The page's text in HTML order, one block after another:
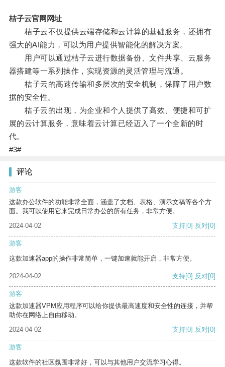
桔子云官网网址
桔子云不仅提供云端存储和云计算的基础服务，还拥有
强大的AI能力，可以为用户提供智能化的解决方案。
用户可以通过桔子云进行数据备份、文件共享、云服务
器搭建等一系列操作，实现资源的灵活管理与流通。
桔子云的高速传输和多层次的安全机制，保障了用户数
据的安全性。
桔子云的出现，为企业和个人提供了高效、便捷和可扩
展的云计算服务，意味着云计算已经迈入了一个全新的时
代。
#3#
评论
游客
这款办公软件的功能非常全面，涵盖了文档、表格、演示文稿等各个方
面。我可以使用它来完成日常办公的所有任务，非常方便。
2024-04-02
支持[0] 反对[0]
游客
这款加速器app的操作非常简单，一键加速就能开启，非常方便。
2024-04-02 支持[0] 反对[0]
游客
这款加速器VPM应用程序可以给你提供最高速度和安全性的连接，并帮
助你在网络上自由移动。
2024-04-02
支持[0] 反对[0]
游客
这款软件的社区氛围非常好，可以与其他用户交流学习心得。